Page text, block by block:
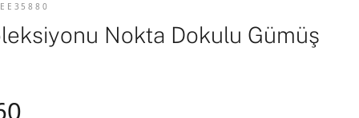
Nokta Dokulu Gümüş